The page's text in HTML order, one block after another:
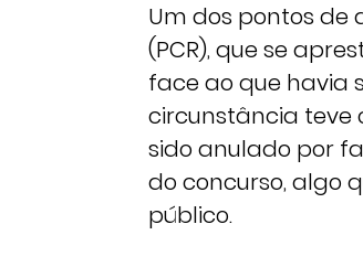
Um dos pontos de
(PCR), que se
face ao que havia
circunstância teve
sido anulado por
do concurso, algo
público.